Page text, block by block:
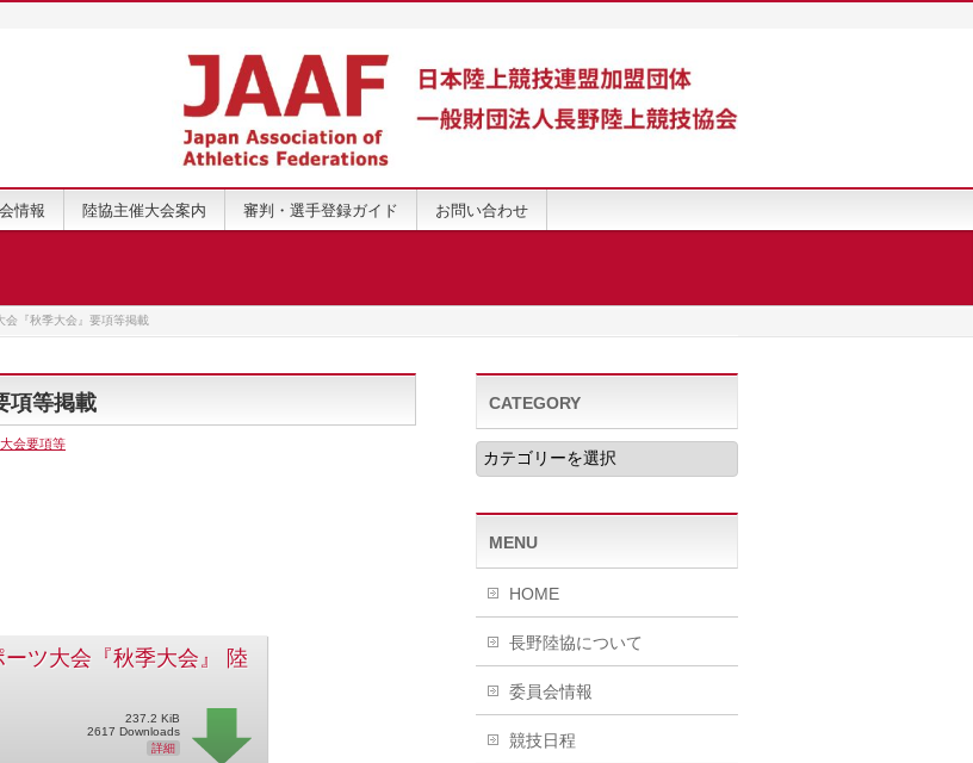
情報 陸協主催大会案内 審判・選手登録ガイド お問い合わせ
会『秋季大会』要項等掲載
項等掲載
会要項等
ツ大会『秋季大会』 陸
237.2 KiB
2617 Downloads
詳細
CATEGORY
CATEGORY
MENU
HOME
長野陸協について
委員会情報
競技日程